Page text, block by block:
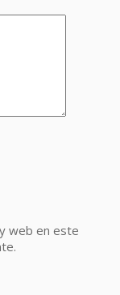
web en este